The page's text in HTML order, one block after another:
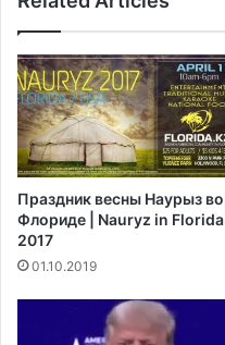
и
с
к
и
1
0
к
у
б
и
н
и
т
у
д
о
6
,
с
о
Праздник весны Наурыз во
Флориде | Nauryz in Florida
2017
01.10.2019